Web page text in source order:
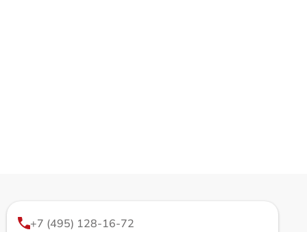
+7 (495) 128-16-72